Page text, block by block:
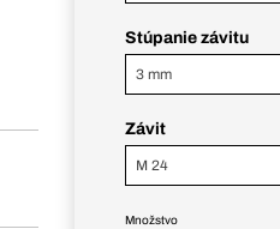
Stúpanie závitu
3 mm
Závit
M 24
Množstvo